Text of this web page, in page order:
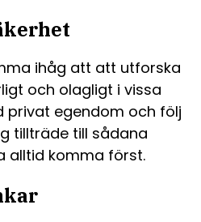
ihåg att att utforska
och olagligt i vissa
privat egendom och följ
tillträde till sådana
alltid komma först.